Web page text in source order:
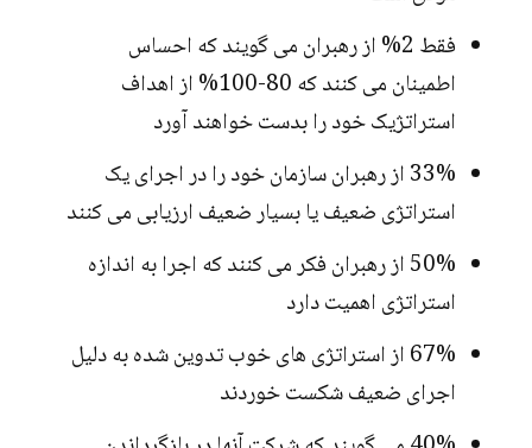
فقط 2% از رهبران می گویند که احساس
اطمینان می کنند که 80-100% از اهداف
استراتژیک خود را بدست خواهند آورد
33% از رهبران سازمان خود را در اجرای یک
استراتژی ضعیف یا بسیار ضعیف ارزیابی می کنند
50% از رهبران فکر می کنند که اجرا به اندازه
استراتژی اهمیت دارد
67% از استراتژی های خوب تدوین شده به دلیل
اجرای ضعیف شکست خوردند